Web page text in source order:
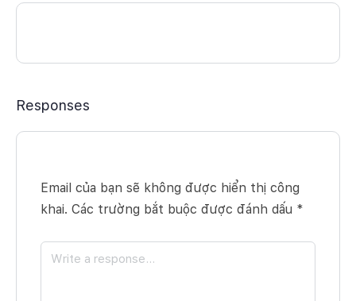
Responses
Email của bạn sẽ không được hiển thị công
khai. Các trường bắt buộc được đánh dấu *